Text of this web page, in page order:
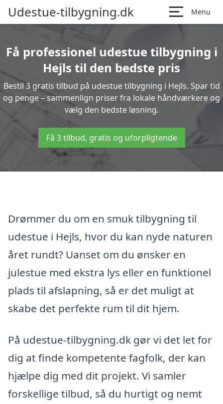
Udestue-tilbygning.dk Menu
Få professionel udestue tilbygning i
Hejls til den bedste pris
Bestil 3 gratis tilbud på udestue tilbygning i Hejls. Spar tid
og penge – sammenlign priser fra lokale håndværkere og
vælg den bedste løsning.
Få 3 tilbud, gratis og uforpligtende
Drømmer du om en smuk tilbygning til
udestue i Hejls, hvor du kan nyde naturen
året rundt? Uanset om du ønsker en
julestue med ekstra lys eller en funktionel
plads til afslapning, så er det muligt at
skabe det perfekte rum til dit hjem.
På udestue-tilbygning.dk gør vi det let for
dig at finde kompetente fagfolk, der kan
hjælpe dig med dit projekt. Vi samler
forskellige tilbud, så du hurtigt og nemt